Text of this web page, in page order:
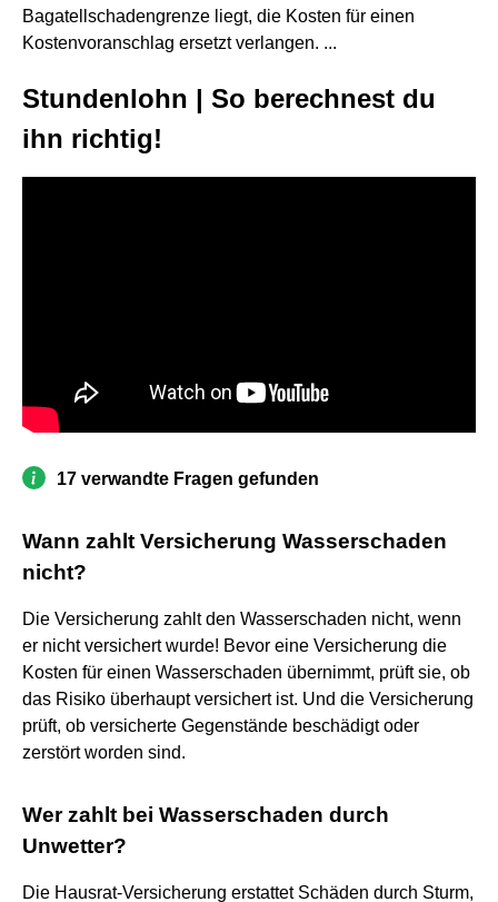
Bagatellschadengrenze liegt, die Kosten für einen
Kostenvoranschlag ersetzt verlangen. ...
Stundenlohn | So berechnest du
ihn richtig!
17 verwandte Fragen gefunden
Wann zahlt Versicherung Wasserschaden
nicht?
Die Versicherung zahlt den Wasserschaden nicht, wenn
er nicht versichert wurde! Bevor eine Versicherung die
Kosten für einen Wasserschaden übernimmt, prüft sie, ob
das Risiko überhaupt versichert ist. Und die Versicherung
prüft, ob versicherte Gegenstände beschädigt oder
zerstört worden sind.
Wer zahlt bei Wasserschaden durch
Unwetter?
Die Hausrat-Versicherung erstattet Schäden durch Sturm,